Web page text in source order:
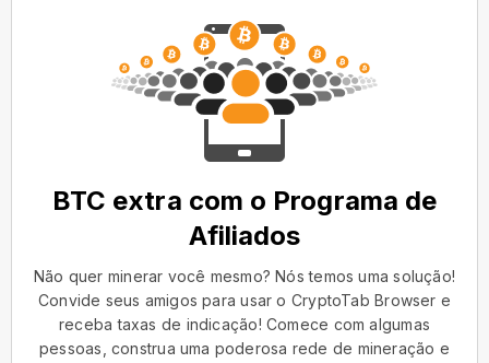
BTC extra com o Programa de
Afiliados
Não quer minerar você mesmo? Nós temos uma solução!
Convide seus amigos para usar o CryptoTab Browser e
receba taxas de indicação! Comece com algumas
pessoas, construa uma poderosa rede de mineração e